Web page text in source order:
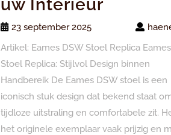
uw Interieur
23 september 2025
Artikel: Eames DSW Stoel Replica
Stoel Replica: Stijlvol Design binnen
Handbereik De Eames DSW stoel is een
iconisch stuk design dat bekend staat
tijdloze uitstraling en comfortabele zit.
het originele exemplaar vaak prijzig en